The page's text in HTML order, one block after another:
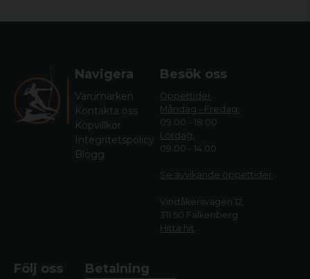
Navigera
Varumärken
Kontakta oss
Köpvillkor
Integritetspolicy
Blogg
Besök oss
Öppettider
Måndag - Fredag:
09.00 - 18.00
Lördag:
09.00 - 14.00
Se avvikande öppettider
Vindåkersvägen 12,
311 50 Falkenberg
Hitta hit
Följ oss Betalning